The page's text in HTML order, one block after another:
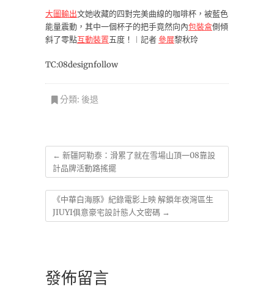
大圖輸出文她收藏的四對完美曲線的咖啡杯，被藍色
能量震動，其中一個杯子的把手竟然向內包裝盒側傾
斜了零點互動裝置五度！︱記者參展黎秋玲
TC:08designfollow
分類: 後退
← 新疆阿勒泰：滑累了就在雪場山頂一08靠設
計品牌活動路搖擺
《中華白海豚》紀錄電影上映 解鎖年夜灣區生
JIUYI俱意豪宅設計態人文密碼 →
發佈留言